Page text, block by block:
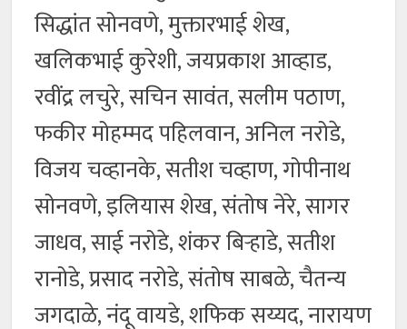
सिद्धांत सोनवणे, मुक्तारभाई शेख,
खलिकभाई कुरेशी, जयप्रकाश आव्हाड,
रवींद्र लचुरे, सचिन सावंत, सलीम पठाण,
फकीर मोहम्मद पहिलवान, अनिल नरोडे,
विजय चव्हानके, सतीश चव्हाण, गोपीनाथ
सोनवणे, इलियास शेख, संतोष नेरे, सागर
जाधव, साई नरोडे, शंकर बिऱ्हाडे, सतीश
रानोडे, प्रसाद नरोडे, संतोष साबळे, चैतन्य
जगदाळे, नंदू वायडे, शफिक सय्यद, नारायण